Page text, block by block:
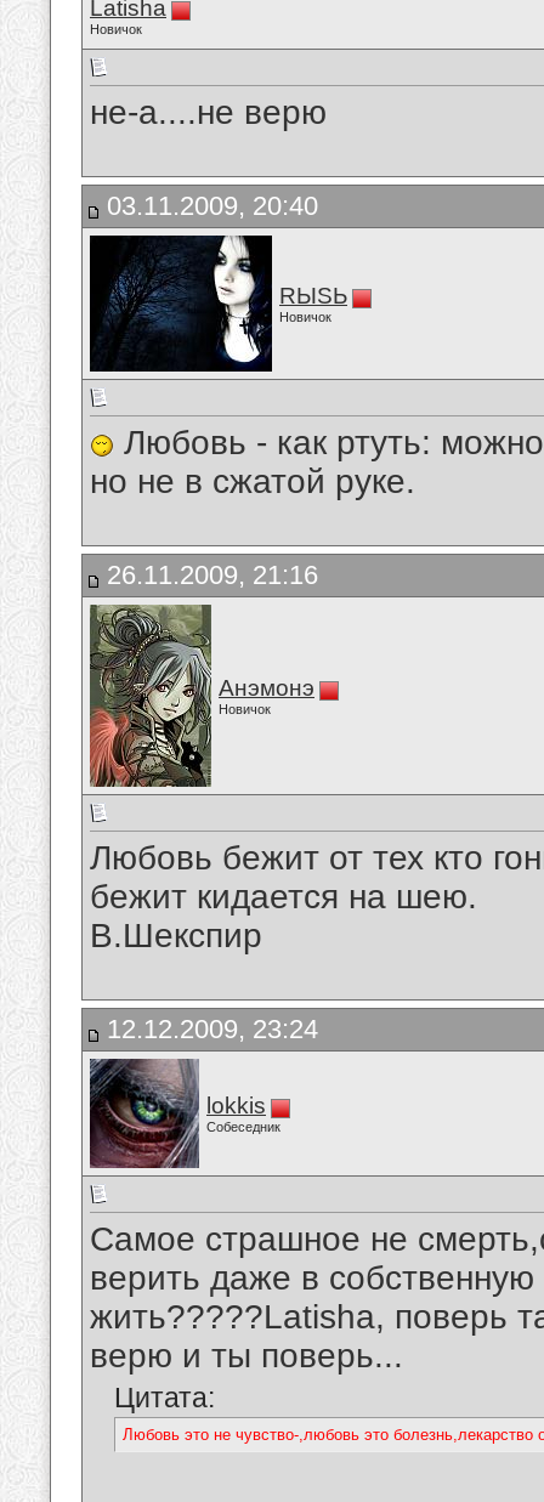
Latisha
Новичок
не-а....не верю
03.11.2009, 20:40
RЫSЬ
Новичок
Любовь - как ртуть:
но не в сжатой руке.
26.11.2009, 21:16
Анэмонэ
Новичок
Любовь бежит от тех кто
бежит кидается на шею.
В.Шекспир
12.12.2009, 23:24
lokkis
Собеседник
Самое страшное не
верить даже в
жить?????Latisha, поверь
верю и ты поверь...
Цитата:
Любовь это не чувство-,любовь это болезнь,лекарство